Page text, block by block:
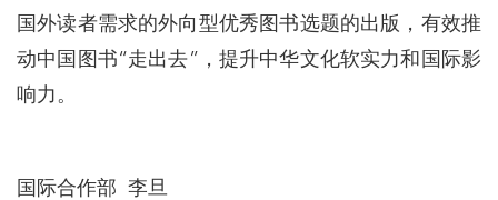
国外读者需求的外向型优秀图书选题的出版，有效推
动中国图书“走出去”，提升中华文化软实力和国际影
响力。
国际合作部 李旦